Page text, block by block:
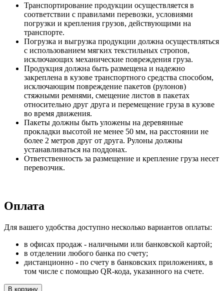
Транспортирование продукции осуществляется в
соответствии с правилами перевозки, условиями
погрузки и крепления грузов, действующими на
транспорте.
Погрузка и выгрузка продукции должна осуществляться
с использованием мягких текстильных стропов,
исключающих механические повреждения груза.
Продукция должна быть размещена и надежно
закреплена в кузове транспортного средства способом,
исключающим повреждение пакетов (рулонов)
стяжными ремнями, смещение листов в пакетах
относительно друг друга и перемещение груза в кузове
во время движения.
Пакеты должны быть уложены на деревянные
прокладки высотой не менее 50 мм, на расстоянии не
более 2 метров друг от друга. Рулоны должны
устанавливаться на поддонах.
Ответственность за размещение и крепление груза несет
перевозчик.
Оплата
Для вашего удобства доступно несколько вариантов оплаты:
в офисах продаж - наличными или банковской картой;
в отделении любого банка по счету;
дистанционно - по счету в банковских приложениях, в
том числе с помощью QR-кода, указанного на счете.
В корзину